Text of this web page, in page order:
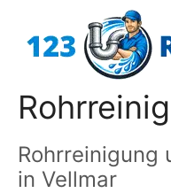
Inhalt
Rohrreinigung
in Vellmar